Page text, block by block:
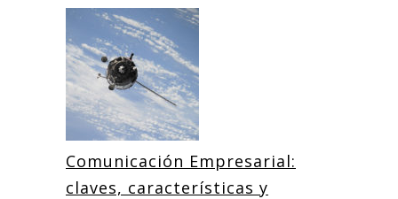
Comunicación Empresarial:
claves, características y